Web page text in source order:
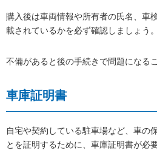
購入後は車両情報や所有者の氏名、車
載されているかを必ず確認しましょう。
不備があると後の手続きで問題になる
車庫証明書
自宅や契約している駐車場など、車の
とを証明するために、車庫証明書が必